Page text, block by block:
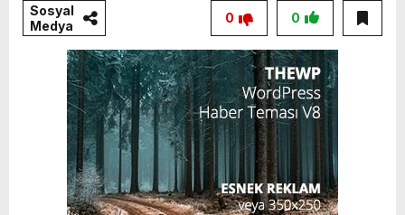
Sosyal
Medya
0
0